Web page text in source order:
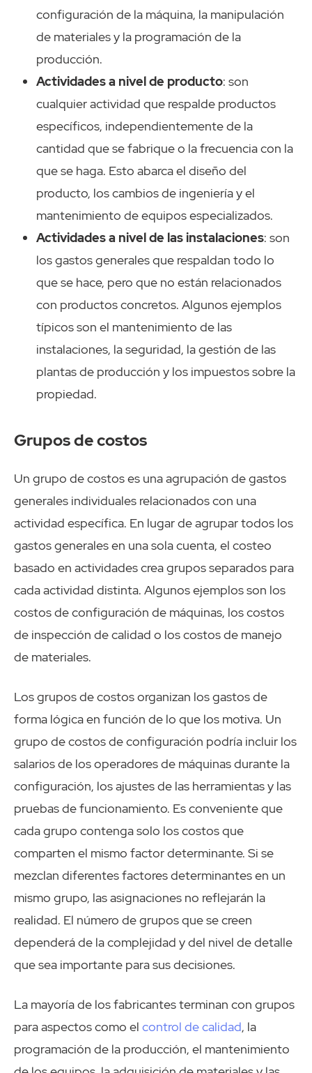
configuración de la máquina, la manipulación
de materiales y la programación de la
producción.
Actividades a nivel de producto: son
cualquier actividad que respalde productos
específicos, independientemente de la
cantidad que se fabrique o la frecuencia con la
que se haga. Esto abarca el diseño del
producto, los cambios de ingeniería y el
mantenimiento de equipos especializados.
Actividades a nivel de las instalaciones: son
los gastos generales que respaldan todo lo
que se hace, pero que no están relacionados
con productos concretos. Algunos ejemplos
típicos son el mantenimiento de las
instalaciones, la seguridad, la gestión de las
plantas de producción y los impuestos sobre la
propiedad.
Grupos de costos
Un grupo de costos es una agrupación de gastos
generales individuales relacionados con una
actividad específica. En lugar de agrupar todos los
gastos generales en una sola cuenta, el costeo
basado en actividades crea grupos separados para
cada actividad distinta. Algunos ejemplos son los
costos de configuración de máquinas, los costos
de inspección de calidad o los costos de manejo
de materiales.
Los grupos de costos organizan los gastos de
forma lógica en función de lo que los motiva. Un
grupo de costos de configuración podría incluir los
salarios de los operadores de máquinas durante la
configuración, los ajustes de las herramientas y las
pruebas de funcionamiento. Es conveniente que
cada grupo contenga solo los costos que
comparten el mismo factor determinante. Si se
mezclan diferentes factores determinantes en un
mismo grupo, las asignaciones no reflejarán la
realidad. El número de grupos que se creen
dependerá de la complejidad y del nivel de detalle
que sea importante para sus decisiones.
La mayoría de los fabricantes terminan con grupos
para aspectos como el control de calidad, la
programación de la producción, el mantenimiento